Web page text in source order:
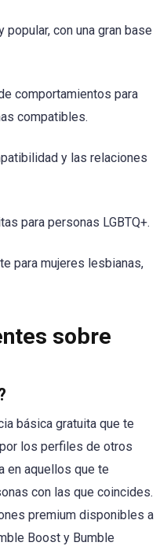
popular, con una gran base
comportamientos para
compatibles.
y las relaciones
para personas LGBTQ+.
para mujeres lesbianas,
sobre
básica gratuita que te
los perfiles de otros
en aquellos que te
con las que coincides.
premium disponibles a
Boost y Bumble